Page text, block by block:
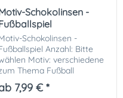
Schokolinsen -
Schokolinsen -
Anzahl: Bitte
Motiv: verschiedene
Thema Fußball
Verpackung: Standbeutel
ca. 160g / 100 Stück
7,99 € *